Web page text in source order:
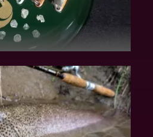
ヒグマの距離感